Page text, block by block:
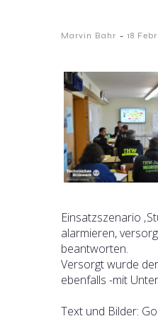
Marvin Bahr - 18
Einsatzszenario
alarmieren,
beantworten.
Versorgt wurde
ebenfalls -mit
Text und Bilder: